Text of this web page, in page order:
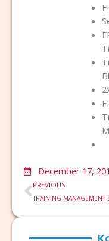
December 17,
Prev
PREVIOUS